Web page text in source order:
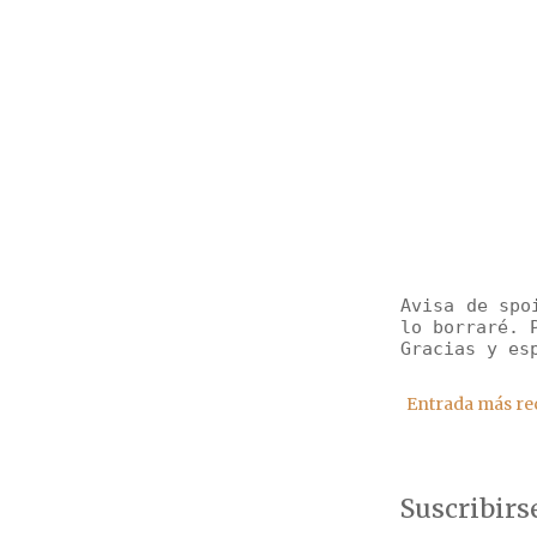
Avisa de
lo borraré.
Gracias y
Entrada más